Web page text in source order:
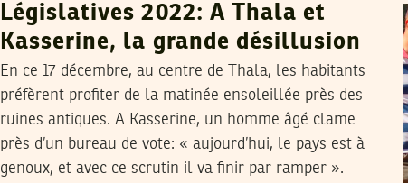
Législatives 2022: A Thala et
Kasserine, la grande désillusion
En ce 17 décembre, au centre de Thala, les habitants
préfèrent profiter de la matinée ensoleillée près des
ruines antiques. A Kasserine, un homme âgé clame
près d’un bureau de vote: « aujourd’hui, le pays est à
genoux, et avec ce scrutin il va finir par ramper ».